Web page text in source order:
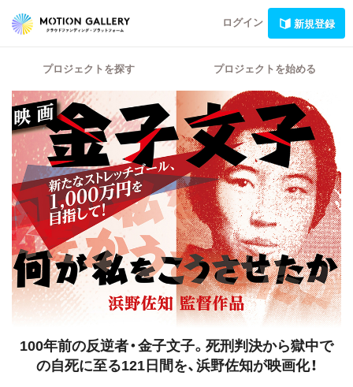
ログイン 新規登録
プロジェクトを探す プロジェクトを始める
100年前の反逆者・金子文子。死刑判決から獄中で
の自死に至る121日間を、浜野佐知が映画化！